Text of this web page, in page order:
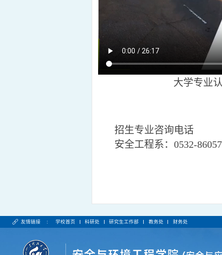
大学专业
招生专业咨询电话
安全工程系：0532-
友情链接 : 学校首页 科研处 研究生工作部 教务处 财务处